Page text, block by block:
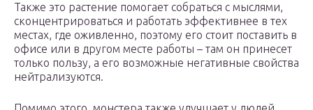
Также это растение помогает собраться с мыслями,
сконцентрироваться и работать эффективнее в тех
местах, где оживленно, поэтому его стоит поставить в
офисе или в другом месте работы – там он принесет
только пользу, а его возможные негативные свойства
нейтрализуются.